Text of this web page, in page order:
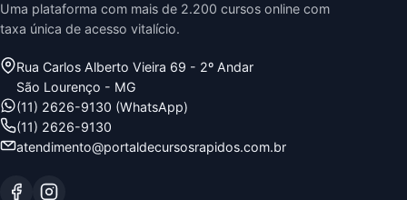
Uma plataforma com mais de 2.200 cursos online com
taxa única de acesso vitalício.
Rua Carlos Alberto Vieira 69 - 2º Andar
São Lourenço - MG
(11) 2626-9130 (WhatsApp)
(11) 2626-9130
atendimento@portaldecursosrapidos.com.br